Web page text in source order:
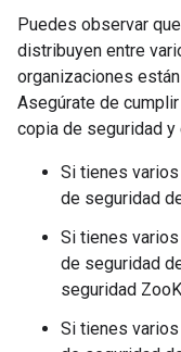
Puedes observar
distribuyen entre
organizaciones
Asegúrate de
copia de seguridad
Si tienes varios
de seguridad
Si tienes
de seguridad
seguridad
Si tienes